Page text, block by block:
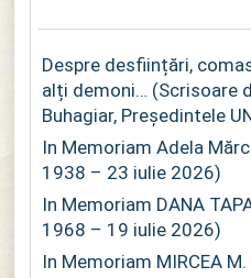
Despre desființări,
alți demoni… (Scrisoare
Buhagiar, Președintele
In Memoriam Adela
1938 – 23 iulie 2026)
In Memoriam DANA
1968 – 19 iulie 2026)
In Memoriam MIRCEA